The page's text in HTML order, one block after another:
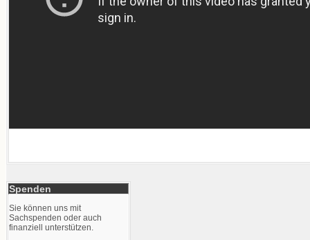
Spenden
Sie können uns mit
Sachspenden oder auch
finanziell unterstützen.